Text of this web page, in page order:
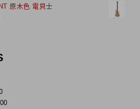
原木色 電貝士